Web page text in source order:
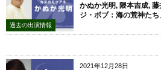
過去の出演情報
かぬか光明, 隈本吉成,
ジ・ボブ：海の荒神たち
2021年12月28日